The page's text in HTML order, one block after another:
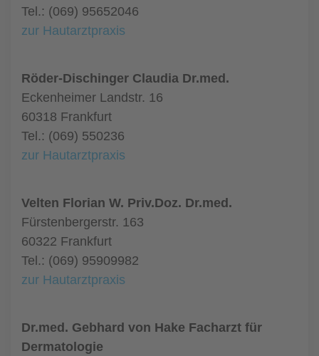
Tel.: (069) 95652046
zur Hautarztpraxis
Röder-Dischinger Claudia Dr.med.
Eckenheimer Landstr. 16
60318 Frankfurt
Tel.: (069) 550236
zur Hautarztpraxis
Velten Florian W. Priv.Doz. Dr.med.
Fürstenbergerstr. 163
60322 Frankfurt
Tel.: (069) 95909982
zur Hautarztpraxis
Dr.med. Gebhard von Hake Facharzt für
Dermatologie